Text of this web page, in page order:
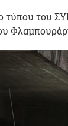
τύπου του